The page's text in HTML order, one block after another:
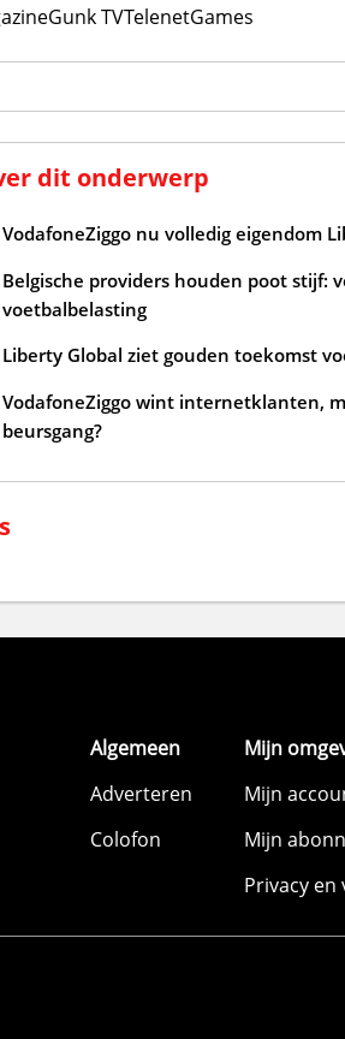
Gunk TVTelenetGames
dit onderwerp
VodafoneZiggo nu volledig eigendom
Belgische providers houden poot stijf:
voetbalbelasting
Liberty Global ziet gouden toekomst
VodafoneZiggo wint internetklanten,
beursgang?
Algemeen
Adverteren
Colofon
Mijn
Mijn
Mijn
Privacy